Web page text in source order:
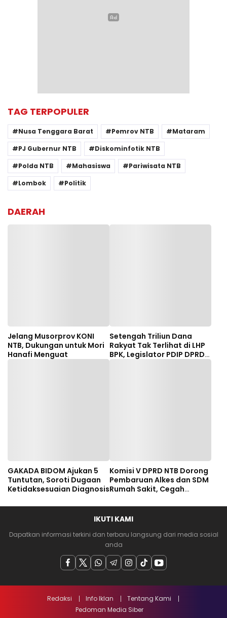
TAG TERPOPULER
Nusa Tenggara Barat Pemrov NTB
Mataram
PJ Gubernur NTB
Diskominfotik NTB
Polda NTB
Mahasiswa
Pariwisata NTB
Lombok
Politik
DAERAH
Jelang Musorprov KONI
NTB, Dukungan untuk Mori
Hanafi Menguat
Setengah Triliun Dana
Rakyat Tak Terlihat di LHP
BPK, Legislator PDIP DPRD
NTB Tuntut Audit
GAKADA BIDOM Ajukan 5
Tuntutan, Soroti Dugaan
Ketidaksesuaian Diagnosis
Komisi V DPRD NTB Dorong
Pembaruan Alkes dan SDM
Rumah Sakit, Cegah
Pasien Rujukan Bima-
Dompu
IKUTI KAMI
Dapatkan informasi terkini dan terbaru langsung dari media sosial
anda
Redaksi Info Iklan
Tentang Kami
Pedoman Media Siber